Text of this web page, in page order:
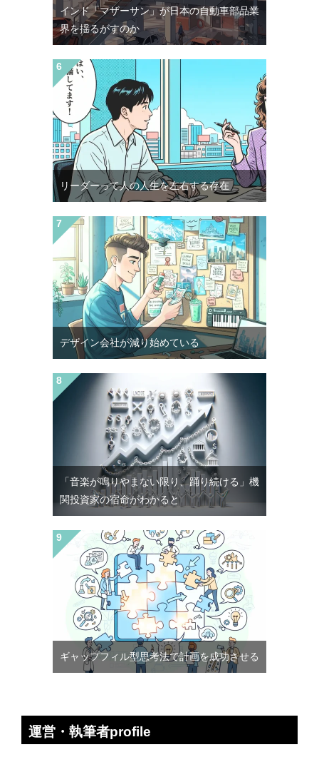
インド「マザーサン」が日本の自動車部品業
界を揺るがすのか
リーダーって人の人生を左右する存在
デザイン会社が減り始めている
「音楽が鳴りやまない限り、踊り続ける」機
関投資家の宿命がわかると
ギャップフィル型思考法で計画を成功させる
運営・執筆者profile